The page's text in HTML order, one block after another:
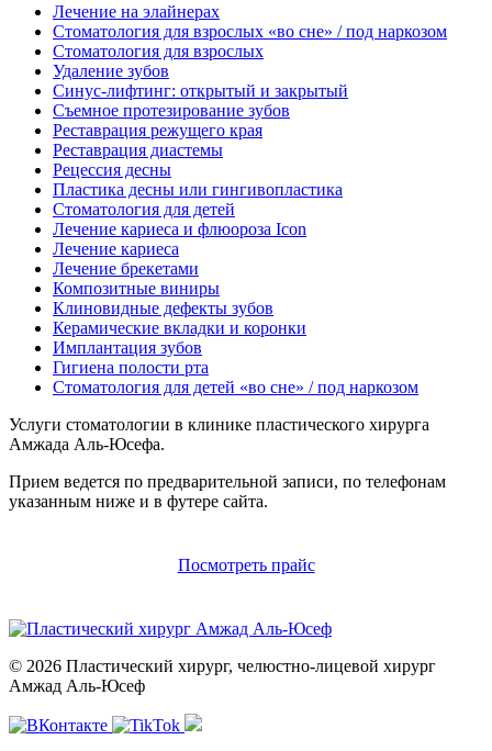
Лечение на элайнерах
Стоматология для взрослых «во сне» / под наркозом
Стоматология для взрослых
Удаление зубов
Синус-лифтинг: открытый и закрытый
Съемное протезирование зубов
Реставрация режущего края
Реставрация диастемы
Рецессия десны
Пластика десны или гингивопластика
Стоматология для детей
Лечение кариеса и флюороза Icon
Лечение кариеса
Лечение брекетами
Композитные виниры
Клиновидные дефекты зубов
Керамические вкладки и коронки
Имплантация зубов
Гигиена полости рта
Стоматология для детей «во сне» / под наркозом
Услуги стоматологии в клинике пластического хирурга
Амжада Аль-Юсефа.
Прием ведется по предварительной записи, по телефонам
указанным ниже и в футере сайта.
Посмотреть прайс
© 2026 Пластический хирург, челюстно-лицевой хирург
Амжад Аль-Юсеф